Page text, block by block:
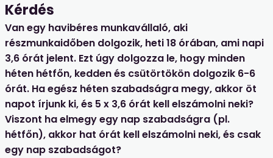
Kérdés
Van egy havibéres munkavállaló, aki
részmunkaidőben dolgozik, heti 18 órában, ami napi
3,6 órát jelent. Ezt úgy dolgozza le, hogy minden
héten hétfőn, kedden és csütörtökön dolgozik 6-6
órát. Ha egész héten szabadságra megy, akkor öt
napot írjunk ki, és 5 x 3,6 órát kell elszámolni neki?
Viszont ha elmegy egy nap szabadságra (pl.
hétfőn), akkor hat órát kell elszámolni neki, és csak
egy nap szabadságot?